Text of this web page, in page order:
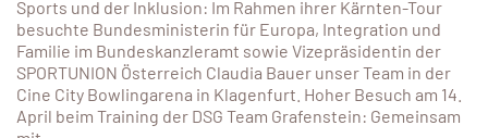
Sports und der Inklusion: Im Rahmen ihrer Kärnten-Tour
besuchte Bundesministerin für Europa, Integration und
Familie im Bundeskanzleramt sowie Vizepräsidentin der
SPORTUNION Österreich Claudia Bauer unser Team in der
Cine City Bowlingarena in Klagenfurt. Hoher Besuch am 14.
April beim Training der DSG Team Grafenstein: Gemeinsam